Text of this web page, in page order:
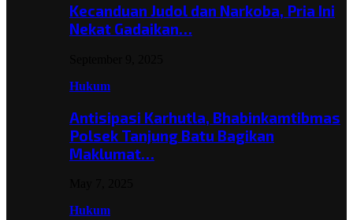
Kecanduan Judol dan Narkoba, Pria Ini
Nekat Gadaikan…
Hukum
Antisipasi Karhutla, Bhabinkamtibmas
Polsek Tanjung Batu Bagikan
Maklumat…
Hukum